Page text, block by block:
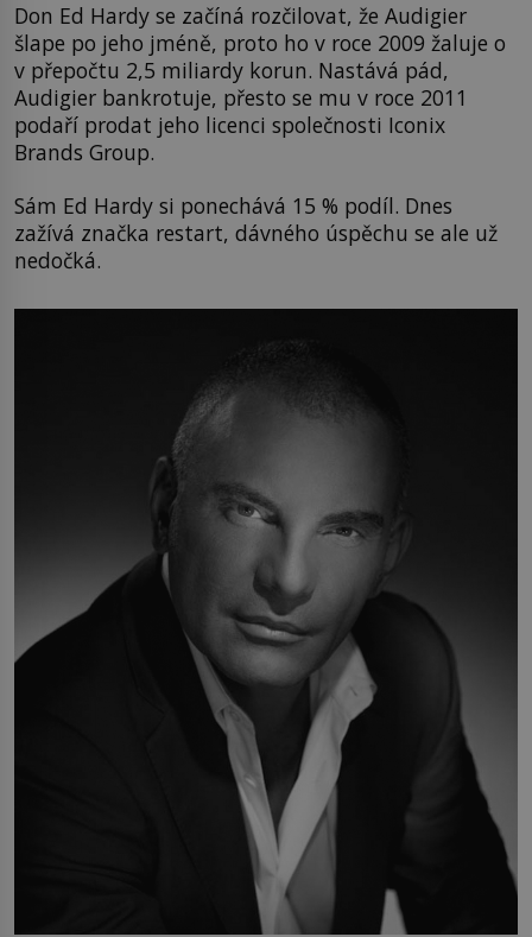
Don Ed Hardy se začíná rozčilovat, že Audigier
šlape po jeho jméně, proto ho v roce 2009 žaluje o
v přepočtu 2,5 miliardy korun. Nastává pád,
Audigier bankrotuje, přesto se mu v roce 2011
podaří prodat jeho licenci společnosti Iconix
Brands Group.
Sám Ed Hardy si ponechává 15 % podíl. Dnes
zažívá značka restart, dávného úspěchu se ale už
nedočká.